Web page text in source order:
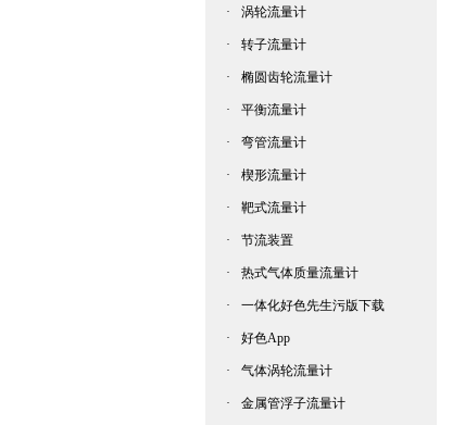
· 涡轮流量计
· 转子流量计
· 椭圆齿轮流量计
· 平衡流量计
· 弯管流量计
· 楔形流量计
· 靶式流量计
· 节流装置
· 热式气体质量流量计
· 一体化好色先生污版下载
· 好色App
· 气体涡轮流量计
· 金属管浮子流量计